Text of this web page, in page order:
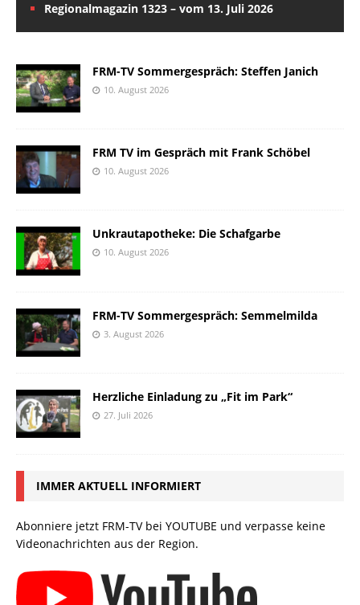
Regionalmagazin 1323 – vom 13. Juli 2026
FRM-TV Sommergespräch: Steffen Janich
10. August 2026
FRM TV im Gespräch mit Frank Schöbel
10. August 2026
Unkrautapotheke: Die Schafgarbe
10. August 2026
FRM-TV Sommergespräch: Semmelmilda
3. August 2026
Herzliche Einladung zu „Fit im Park“
27. Juli 2026
IMMER AKTUELL INFORMIERT
Abonniere jetzt FRM-TV bei YOUTUBE und verpasse keine
Videonachrichten aus der Region.